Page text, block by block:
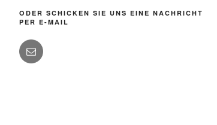
ODER SCHICKEN SIE UNS EINE NACHRICHT
PER E-MAIL